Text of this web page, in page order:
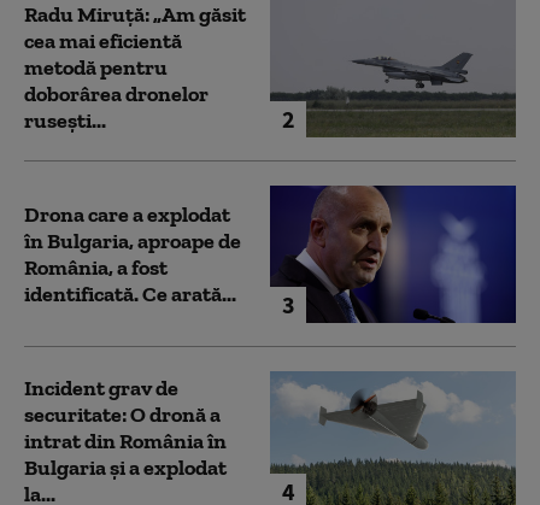
2
Radu Miruță: „Am găsit
cea mai eficientă
metodă pentru
doborârea dronelor
rusești...
3
Drona care a explodat
în Bulgaria, aproape de
România, a fost
identificată. Ce arată...
4
Incident grav de
securitate: O dronă a
intrat din România în
Bulgaria şi a explodat
la...